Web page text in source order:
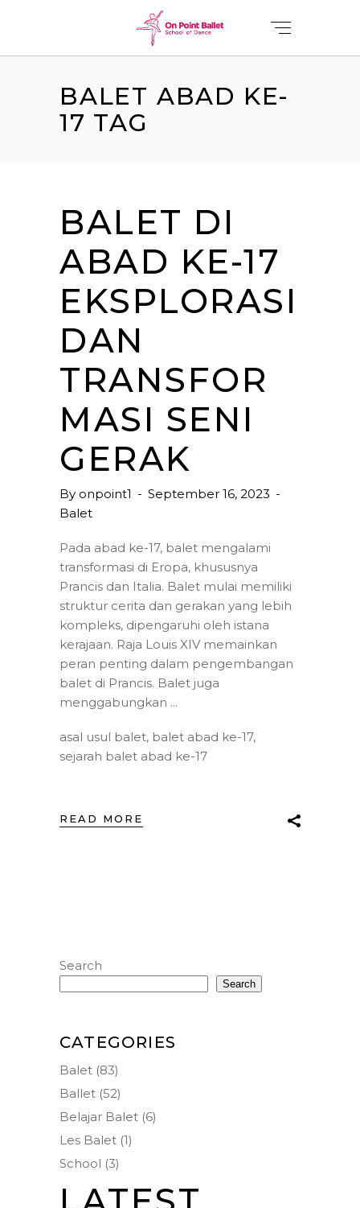
BALET ABAD KE-
17 TAG
BALET DI
ABAD KE-17
EKSPLORASI
DAN
TRANSFOR
MASI SENI
GERAK
By onpoint1
September 16, 2023
Balet
Pada abad ke-17, balet mengalami
transformasi di Eropa, khususnya
Prancis dan Italia. Balet mulai memiliki
struktur cerita dan gerakan yang lebih
kompleks, dipengaruhi oleh istana
kerajaan. Raja Louis XIV memainkan
peran penting dalam pengembangan
balet di Prancis. Balet juga
menggabungkan
asal usul balet, balet abad ke-17,
sejarah balet abad ke-17
READ MORE
Search
Search
CATEGORIES
Balet (83)
Ballet (52)
Belajar Balet (6)
Les Balet (1)
School (3)